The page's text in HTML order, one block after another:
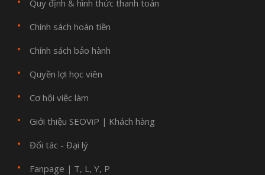
Quy định & hình thức thanh toán
Chính sách hoàn tiền
Chính sách bảo hành
Quyền lợi học viên
Cơ hội việc làm
Giới thiệu SEOViP | Khách hàng
Đối tác - Đại lý
Fanpage | T, L, Y, P